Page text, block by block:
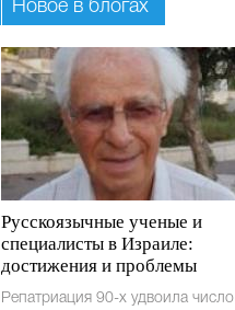
Новое в блогах
Русскоязычные ученые и
специалисты в Израиле:
достижения и проблемы
Репатриация 90-х удвоила число